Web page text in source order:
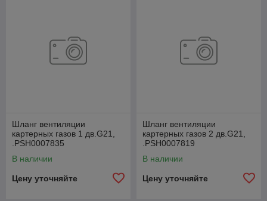
Шланг вентиляции
картерных газов 1 дв.G21,
.РSН0007835
В наличии
Цену уточняйте
Шланг вентиляции
картерных газов 2 дв.G21,
.РSН0007819
В наличии
Цену уточняйте